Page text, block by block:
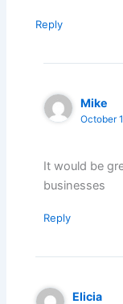
Reply
Mike
October
It would be
businesses
Reply
Elicia